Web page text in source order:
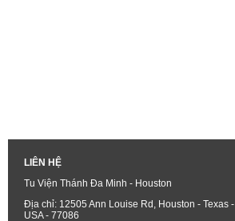
LIÊN HỆ
Tu Viện Thánh Đa Minh - Houston
Địa chỉ: 12505 Ann Louise Rd, Houston - Texas -
USA - 77086